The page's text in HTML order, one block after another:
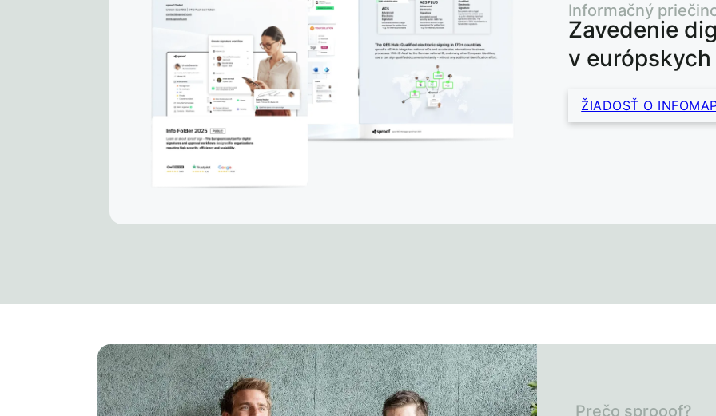
Zavedenie
v
Informačný
ŽIADOSŤ O
Prečo sprooof?